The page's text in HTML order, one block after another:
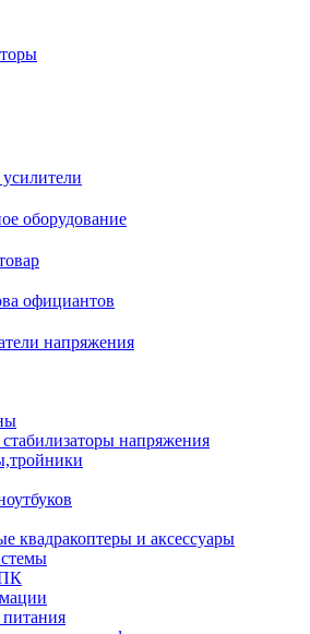
оборудование
официантов
напряжения
напряжения
квадракоптеры и аксессуары
ПК